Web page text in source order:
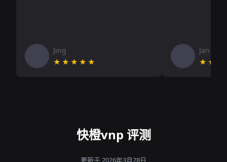
Jing
★★★★★
Jan V
快橙vnp 评测
更新于 2026年3月28日